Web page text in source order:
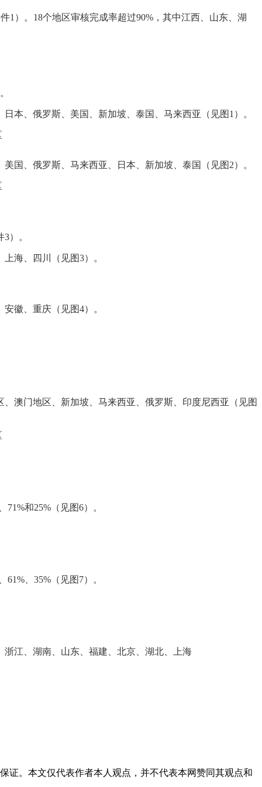
1）。18个地区审核完成率超过90%，其中江西、山东、湖
本、俄罗斯、美国、新加坡、泰国、马来西亚（见图1）。
国、俄罗斯、马来西亚、日本、新加坡、泰国（见图2）。
）。
海、四川（见图3）。
徽、重庆（见图4）。
澳门地区、新加坡、马来西亚、俄罗斯、印度尼西亚（见图
和25%（见图6）。
、35%（见图7）。
江、湖南、山东、福建、北京、湖北、上海
证。本文仅代表作者本人观点，并不代表本网赞同其观点和